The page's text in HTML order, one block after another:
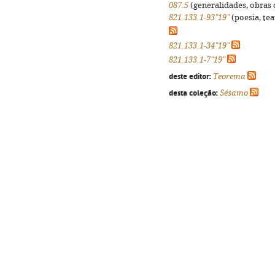
087.5 (generalidades,
821.133.1-93"19"(poesia,
821.133.1-34"19"
821.133.1-7"19"
deste editor: Teorema
desta coleção: Sésamo